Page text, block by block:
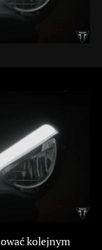
kolejnym